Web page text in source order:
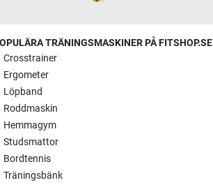
TRÄNINGSMASKINER PÅ FITSHOP.SE
Crosstrainer
Ergometer
Löpband
Roddmaskin
Hemmagym
Studsmattor
Bordtennis
Träningsbänk